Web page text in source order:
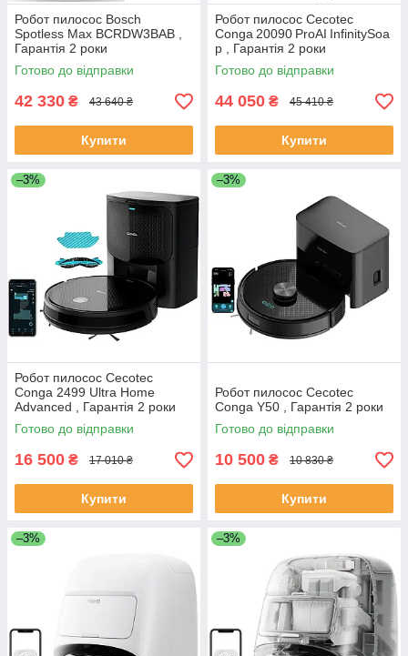
Робот пилосос Bosch
Spotless Max BCRDW3BAB ,
Гарантія 2 роки
Готово до відправки
42 330 ₴ 43 640 ₴
Купити
Робот пилосос Cecotec
Conga 20090 ProAI InfinitySoa
p , Гарантія 2 роки
Готово до відправки
44 050 ₴ 45 410 ₴
Купити
–3%
Робот пилосос Cecotec
Conga 2499 Ultra Home
Advanced , Гарантія 2 роки
Готово до відправки
16 500 ₴ 17 010 ₴
Купити
–3%
Робот пилосос Cecotec
Conga Y50 , Гарантія 2 роки
Готово до відправки
10 500 ₴ 10 830 ₴
Купити
–3% –3%